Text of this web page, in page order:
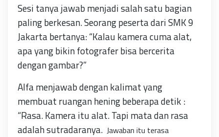
Sesi tanya jawab menjadi salah satu bagian
paling berkesan. Seorang peserta dari SMK 9
Jakarta bertanya: “Kalau kamera cuma alat,
apa yang bikin fotografer bisa bercerita
dengan gambar?”
Alfa menjawab dengan kalimat yang
membuat ruangan hening beberapa detik :
“Rasa. Kamera itu alat. Tapi mata dan rasa
adalah sutradaranya. Jawaban itu terasa